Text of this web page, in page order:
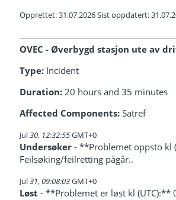
Opprettet: 31.07.2026 Sist oppdatert:
OVEC - Øverbygd stasjon ute av
Type: Incident
Duration: 20 hours and 35 minutes
Affected Components: Satref
Jul30, 12:32:55GMT+0
Undersøker - **Problemet oppsto kl
Feilsøking/feilretting pågår..
Jul31,09:08:03GMT+0
Løst - **Problemet er løst kl (UTC):**